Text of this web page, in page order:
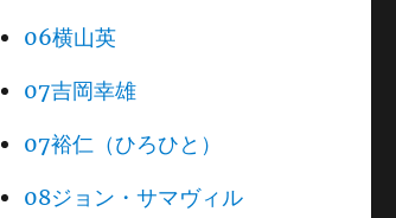
06横山英
07吉岡幸雄
07裕仁（ひろひと）
08ジョン・サマヴィル